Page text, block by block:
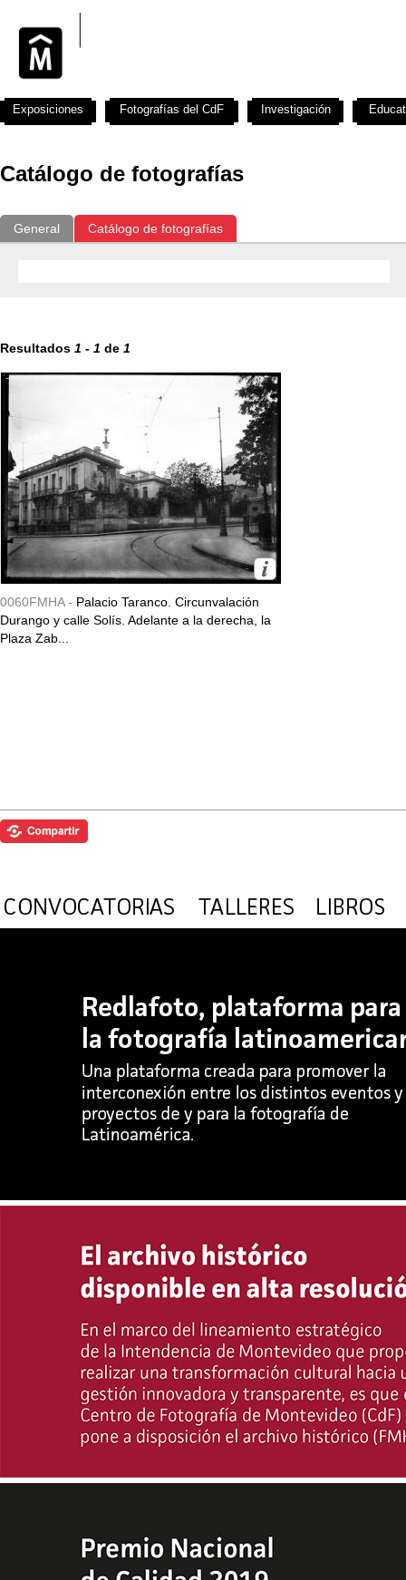
Catálogo de fotografías
General Catálogo de fotografías
Resultados 1 - 1 de 1
0060FMHA - Palacio Taranco. Circunvalación
Durango y calle Solís. Adelante a la derecha, la
Plaza Zab...
Exposiciones Fotografías del CdF Investigación